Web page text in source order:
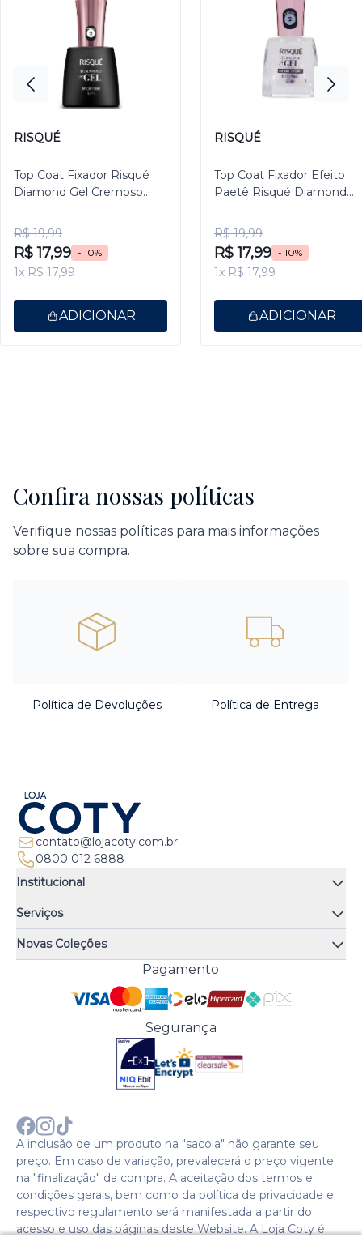
RISQUÉ
Top Coat Fixador Risqué
Diamond Gel Cremoso
R$ 19,99
R$ 17,99 - 10%
1x R$ 17,99
ADICIONAR
RISQUÉ
Top Coat Fixador Efeito
Paetê Risqué Diamond
R$ 19,99
R$ 17,99 - 10%
1x R$ 17,99
ADICIONAR
Confira nossas políticas
Verifique nossas políticas para mais informações
sobre sua compra.
Política de Devoluções Política de Entrega
contato@lojacoty.com.br
0800 012 6888
Institucional
Quem somos
Quiz de fragrâncias
Trocas e Devoluções
Troque Fácil
Perguntas Frequentes
Política de Pagamento
Política de Entrega
Política de Privacidade
Comprar com CNPJ?
Sobre a COTY no mundo
Serviços
Atendimento
Meus Pedidos
Trabalhe Conosco
Preferências de Cookies
Novas Coleções
Cenoura & Bronze
Pagamento
Segurança
A inclusão de um produto na "sacola" não garante seu
preço. Em caso de variação, prevalecerá o preço vigente
na "finalização" da compra. A aceitação dos termos e
condições gerais, bem como da política de privacidade e
respectivo regulamento será manifestada a partir do
acesso e uso das páginas deste Website. A Loja Coty é